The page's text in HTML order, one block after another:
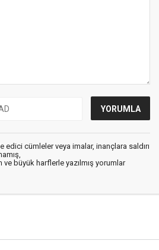
edici cümleler veya imalar, inançlara saldırı
ve büyük harflerle yazılmış yorumlar